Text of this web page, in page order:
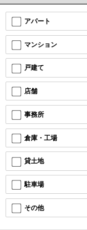
アパート
マンション
戸建て
店舗
事務所
倉庫・工場
貸土地
駐車場
その他